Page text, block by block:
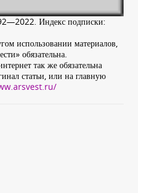
Индекс подписки:
использовании материалов,
обязательна.
так же обязательна
статьи, или на главную